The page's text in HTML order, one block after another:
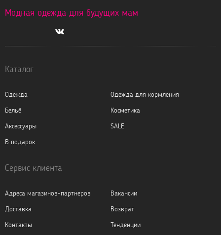
Модная одежда для будущих мам
Каталог
Одежда
Одежда для кормления
Бельё
Косметика
Аксессуары
SALE
В подарок
Сервис клиента
Адреса магазинов-партнеров
Вакансии
Доставка
Возврат
Контакты
Тенденции